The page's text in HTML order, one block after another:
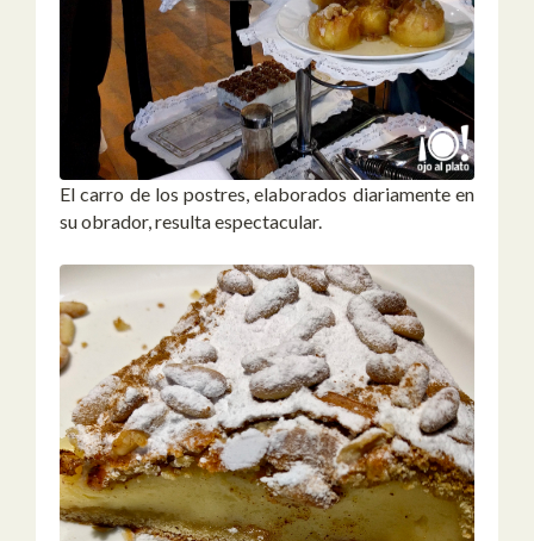
El carro de los postres, elaborados diariamente en
su obrador, resulta espectacular.